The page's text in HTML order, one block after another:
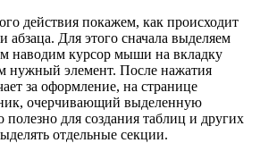
действия покажем, как происходит
абзаца. Для этого сначала выделяем
наводим курсор мыши на вкладку
нужный элемент. После нажатия
за оформление, на странице
очерчивающий выделенную
полезно для создания таблиц и других
отдельные секции.